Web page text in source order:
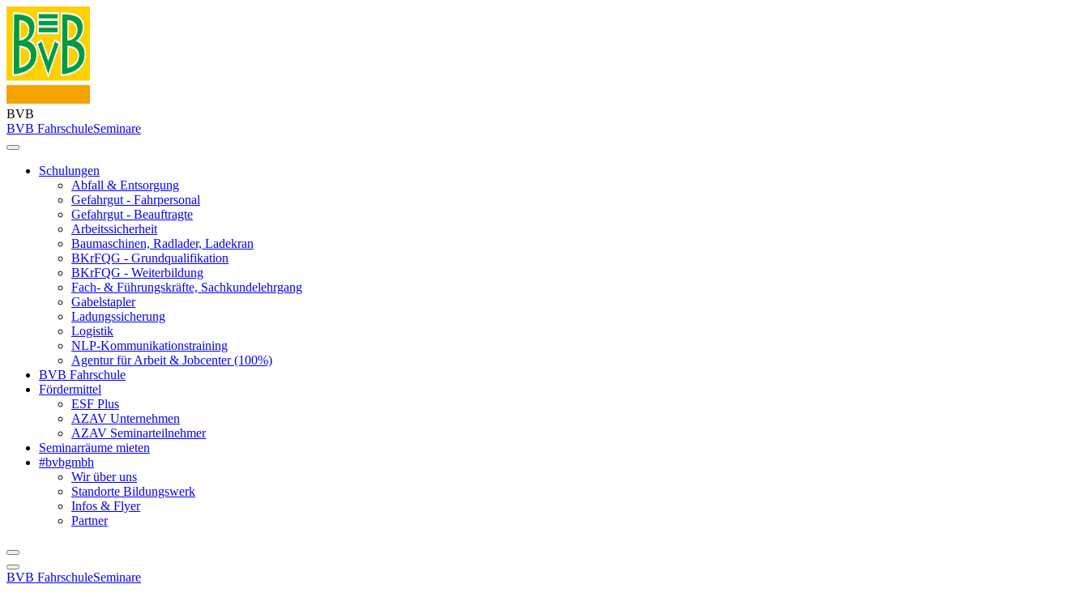
BVB
BVB FahrschuleSeminare
Schulungen
Abfall & Entsorgung
Gefahrgut - Fahrpersonal
Gefahrgut - Beauftragte
Arbeitssicherheit
Baumaschinen, Radlader, Ladekran
BKrFQG - Grundqualifikation
BKrFQG - Weiterbildung
Fach- & Führungskräfte, Sachkundelehrgang
Gabelstapler
Ladungssicherung
Logistik
NLP-Kommunikationstraining
Agentur für Arbeit & Jobcenter (100%)
BVB Fahrschule
Fördermittel
ESF Plus
AZAV Unternehmen
AZAV Seminarteilnehmer
Seminarräume mieten
#bvbgmbh
Wir über uns
Standorte Bildungswerk
Infos & Flyer
Partner
BVB FahrschuleSeminare